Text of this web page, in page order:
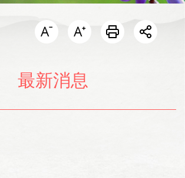
開啟
最新消息